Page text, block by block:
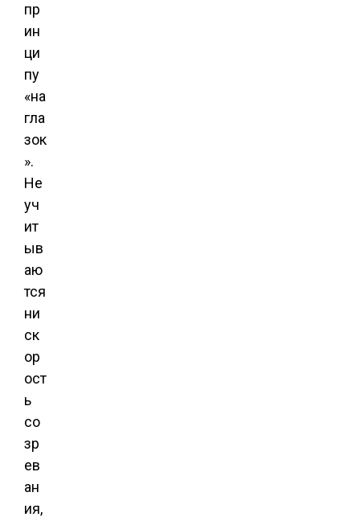
пр
ин
ци
пу
«на
гла
зок
».
Не
уч
ит
ыв
аю
тся
ни
ск
ор
ост
ь
со
зр
ев
ан
ия,